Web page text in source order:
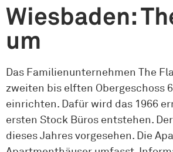
Wiesbaden:
um
Das Familienunternehmen The
zweiten bis elften Obergeschoss
einrichten. Dafür wird das 1966
ersten Stock Büros entstehen.
dieses Jahres vorgesehen. Die